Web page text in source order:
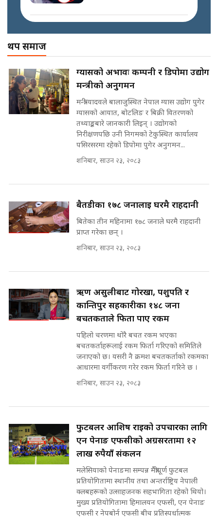
|| PM BALEN ADDRESS ||
अदालतको गुनासो अब सिधै सर्वोच्चमा
|| Court Grievances Directly to
the Supreme Court ||
SIDHAKURA
मोबिलिटीमा महिलाको पहुँच विस्तार गर्दै
इनड्राइभ || SIDHAKURA ||
Prachanda, Rabi, Gagan Stand
SIDHAKURA ||
रसुवाकाे भाङ्गे झरना | Bhange
SIDHAKURA ||
कहिले बन्ला चक्रपथ ? विस्तार कार्यमा
SIDHAKURA |
SIDHAKURA
पोप्पोको पासोः कमाउने लोभमा घरबार नै
उठिबास | The Dark Side of
'Poppo Live'-SIDHAKURA
INVESTIGATION
घुसको डिल || Raj Kumar Gupta ||
घुसको डिल गर्ने मन्त्रीकाे राजिनामा,
भूमिसुधार मन्त्रीलाई जोगाइदै ! ||
SIDHAKURA ||
प्रधानमन्त्री ? || SIDHAKURA ||
SIDHAKURA INVESTIGATION
||
मन्त्री र पूर्व मन्त्रीको ७८ लाख घुस डिलको
अडियो | FULL AUDIO |
SIDHAKURA |
मन्त्रीले घुस डिल गरेको अडियो ! दुई झोला
नोट मन्त्रीलाई घुस | SIDHAKURA |
SIDHAKURA INVESTIGATION |
थप समाज
ग्यासको अभावः कम्पनी र डिपोमा उद्योग
मन्त्रीको अनुगमन
मन्त्री यादवले बालाजुस्थित नेपाल ग्यास उद्योग पुगेर
ग्यासको आयात, बोटलिङ र बिक्री वितरणको
तथ्याङ्कबारे जानकारी लिइन् । उद्योगको
निरीक्षणपछि उनी निगमको टेकुस्थित कार्यालय
पसिरसरमा रहेको डिपोमा पुगेर अनुगमन...
शनिबार, साउन २३, २०८३
बैतडीका १७८ जनालाई घरमै राहदानी
बितेका तीन महिनामा १७८ जनाले घरमै राहदानी
प्राप्त गरेका छन् ।
शनिबार, साउन २३, २०८३
ऋण असुलीबाट गोरखा, पशुपति र
कान्तिपुर सहकारीका १४८ जना
बचतकर्ताले फिर्ता पाए रकम
पहिलो चरणमा थोरै बचत रकम भएका
बचतकर्ताहरूलाई रकम फिर्ता गरिएको समितिले
जनाएको छ। यसरी नै क्रमश बचतकर्ताको रकमका
आधारमा वर्गीकरण गरेर रकम फिर्ता गरिने छ ।
शनिबार, साउन २३, २०८३
फुटबलर आशिष राईको उपचारका लागि
एन पेनाङ एफसीको अग्रसरतामा १२
लाख रुपैयाँ संकलन
मलेसियाको पेनाङमा सम्पन्न मैत्रीपूर्ण फुटबल
प्रतियोगितामा स्थानीय तथा अन्तर्राष्ट्रिय नेपाली
क्लबहरूको उत्साहजनक सहभागिता रहेको थियो।
मुख्य प्रतियोगितामा हिमालयन एफसी, एन पेनाङ
एफसी र नेपबोर्न एफसी बीच प्रतिस्पर्धात्मक